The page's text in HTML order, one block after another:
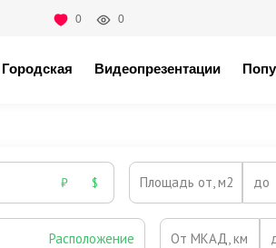
0 0
Городская Видеопрезентации
₽ $ Площадь от, м2 до
Расположение От МКАД, км